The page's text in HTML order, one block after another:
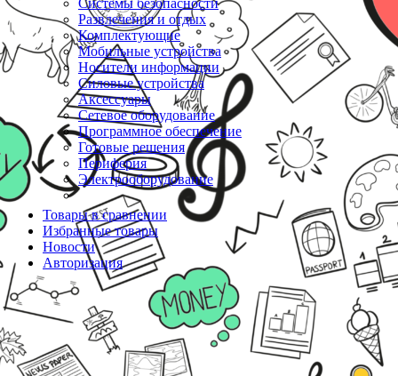
Системы безопасности
Развлечения и отдых
Комплектующие
Мобильные устройства
Носители информации
Силовые устройства
Аксессуары
Сетевое оборудование
Программное обеспечение
Готовые решения
Периферия
Электрооборудование
Товары в сравнении
Избранные товары
Новости
Авторизация